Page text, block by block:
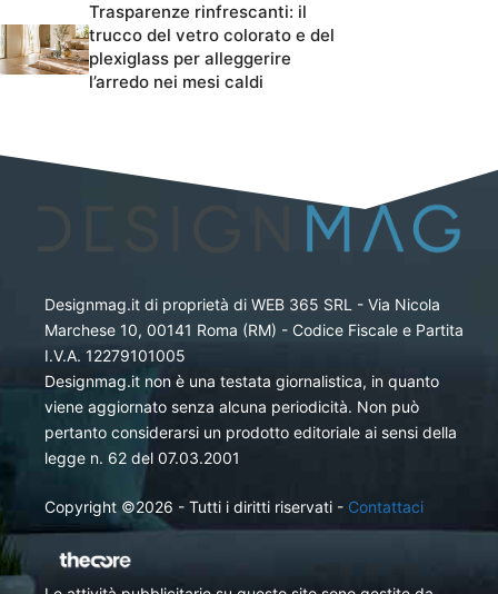
Trasparenze rinfrescanti: il
trucco del vetro colorato e del
plexiglass per alleggerire
l’arredo nei mesi caldi
Designmag.it di proprietà di WEB 365 SRL - Via Nicola
Marchese 10, 00141 Roma (RM) - Codice Fiscale e Partita
I.V.A. 12279101005
Designmag.it non è una testata giornalistica, in quanto
viene aggiornato senza alcuna periodicità. Non può
pertanto considerarsi un prodotto editoriale ai sensi della
legge n. 62 del 07.03.2001
Copyright ©2026 - Tutti i diritti riservati - Contattaci